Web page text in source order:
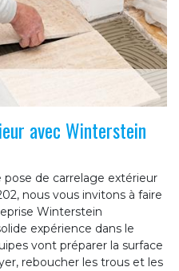
avec Winterstein
pose de carrelage extérieur
nous vous invitons à faire
Winterstein
expérience dans le
vont préparer la surface
reboucher les trous et les